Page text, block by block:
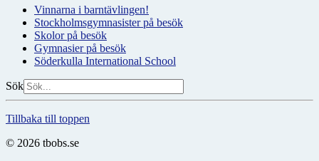
Vinnarna i barntävlingen!
Stockholmsgymnasister på besök
Skolor på besök
Gymnasier på besök
Söderkulla International School
Sök
Tillbaka till toppen
© 2026 tbobs.se